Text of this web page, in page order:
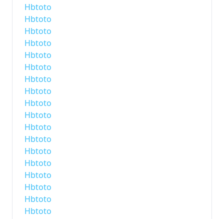
Hbtoto
Hbtoto
Hbtoto
Hbtoto
Hbtoto
Hbtoto
Hbtoto
Hbtoto
Hbtoto
Hbtoto
Hbtoto
Hbtoto
Hbtoto
Hbtoto
Hbtoto
Hbtoto
Hbtoto
Hbtoto